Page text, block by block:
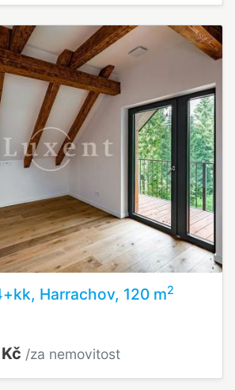
Harrachov, 120 m2
/za nemovitost